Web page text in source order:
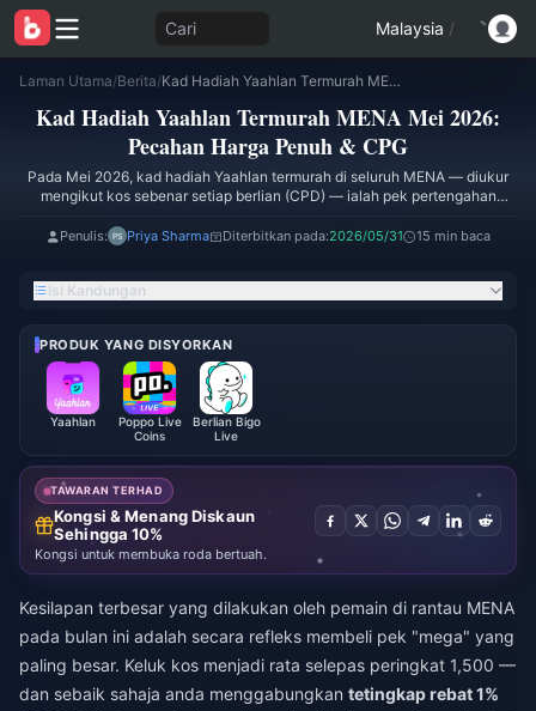
Cari Malaysia /
Laman Utama/Berita/ Kad Hadiah Yaahlan Termurah MENA Mei 2026: Pecahan Harga Penuh & CPG
Kad Hadiah Yaahlan Termurah MENA Mei 2026:
Pecahan Harga Penuh & CPG
Pada Mei 2026, kad hadiah Yaahlan termurah di seluruh MENA — diukur
mengikut kos sebenar setiap berlian (CPD) — ialah pek pertengahan
setiap berlian**, kira-kira **9% lebih murah** daripada pek permulaan 300
Berdasarkan harga MENA BitTopup bagi Mei 2026, kad hadiah secara
pembelian dalam apl Apple/Google secara terus dengan memintas yuran
platform sebanyak 30%.
Penulis: Priya Sharma Diterbitkan pada:2026/05/31 15 min baca
Isi Kandungan
PRODUK YANG DISYORKAN
Yaahlan
Poppo Live
Coins
Berlian Bigo
Live
TAWARAN TERHAD
Kongsi & Menang Diskaun
Sehingga 10%
Kongsi untuk membuka roda bertuah.
Kesilapan terbesar yang dilakukan oleh pemain di rantau MENA
pada bulan ini adalah secara refleks membeli pek "mega" yang
paling besar. Keluk kos menjadi rata selepas peringkat 1,500 —
dan sebaik sahaja anda menggabungkan tetingkap rebat 1%